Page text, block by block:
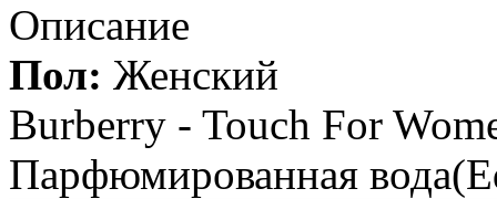
Описание
Пол: Женский
Burberry - Touch For
Парфюмированная